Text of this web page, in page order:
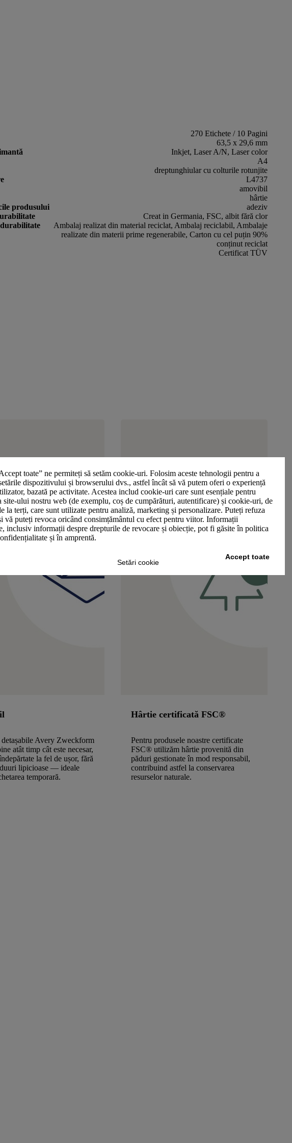
toate” ne permiteți să setăm cookie-uri. Folosim aceste tehnologii pentru a
dispozitivului și browserului dvs., astfel încât să vă putem oferi o experiență
bazată pe activitate. Acestea includ cookie-uri care sunt esențiale pentru
site-ului nostru web (de exemplu, coș de cumpărături, autentificare) și cookie-uri, de
la terți, care sunt utilizate pentru analiză, marketing și personalizare. Puteți refuza
vă puteți revoca oricând consimțământul cu efect pentru viitor. Informații
inclusiv informații despre drepturile de revocare și obiecție, pot fi găsite în politica
și în amprentă.
Setări cookie
Accept toate
270 Etichete / 10 Pagini
63,5 x 29,6 mm
Inkjet, Laser A/N, Laser color
A4
dreptunghiular cu colturile rotunjite
L4737
amovibil
hârtie
produsului
adeziv
Creat in Germania, FSC, albit fără clor
Ambalaj realizat din material reciclat, Ambalaj reciclabil, Ambalaje
realizate din materii prime regenerabile, Carton cu cel puțin 90%
conținut reciclat
Certificat TÜV
detașabile Avery Zweckform
atât timp cât este necesar,
la fel de ușor, fără
lipicioase — ideale
temporară.
Hârtie certificată FSC®
Pentru produsele noastre certificate
FSC® utilizăm hârtie provenită din
păduri gestionate în mod responsabil,
contribuind astfel la conservarea
resurselor naturale.